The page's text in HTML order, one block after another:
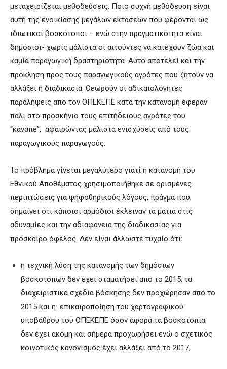
μεταχειρίζεται μεθοδεύσεις. Ποιο συχνή μεθόδευση είναι
αυτή της ενοικίασης μεγάλων εκτάσεων που φέρονται ως
ιδιωτικοί βοσκότοποι – ενώ στην πραγματικότητα είναι
δημόσιοι- χωρίς μάλιστα οι αιτούντες να κατέχουν ζώα και
καμία παραγωγική δραστηριότητα. Αυτό αποτελεί και την
πρόκληση προς τους παραγωγικούς αγρότες που ζητούν να
αλλάξει η διαδικασία. Θεωρούν οι αδικαιολόγητες
παραλήψεις από τον ΟΠΕΚΕΠΕ κατά την κατανομή έφεραν
πάλι στο προσκήνιο τους επιτήδειους αγρότες του
“καναπέ”, αφαιρώντας μάλιστα ενισχύσεις από τους
παραγωγικούς παραγωγούς.
Το πρόβλημα γίνεται μεγαλύτερο γιατί η κατανομή του
Εθνικού Αποθέματος χρησιμοποιήθηκε σε ορισμένες
περιπτώσεις για ψηφοθηρικούς λόγους, πράγμα που
σημαίνει ότι κάποιοι αρμόδιοι έκλειναν τα μάτια στις
αδυναμίες και την αδιαφάνεια της διαδικασίας για
πρόσκαιρο όφελος. Δεν είναι άλλωστε τυχαίο ότι:
η τεχνική λύση της κατανομής των δημόσιων
βοσκοτόπων δεν έχει σταματήσει από το 2015, τα
διαχειριστικά σχέδια βόσκησης δεν προχώρησαν από το
2015 και η επικαιροποίηση του χαρτογραφικού
υποβάθρου του ΟΠΕΚΕΠΕ όσον αφορά τα βοσκοτόπια
δεν έχει ακόμη και σήμερα προχωρήσει ενώ ο σχετικός
κοινοτικός κανονισμός έχει αλλάξει από το 2017,